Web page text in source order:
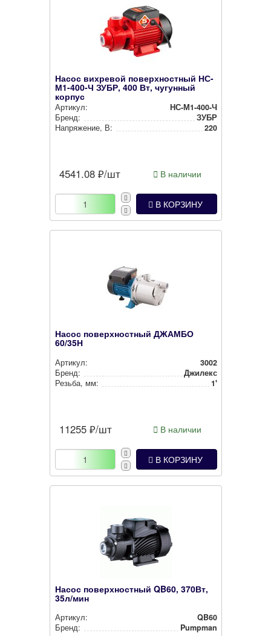
Насос вихревой поверхностный НС-
М1-400-Ч ЗУБР, 400 Вт, чугунный
корпус
Артикул:
НС-М1-400-Ч
Бренд:
ЗУБР
Нап­ря­же­ние, В:
220
4541.08 ₽/шт В наличии
В КОРЗИНУ
Насос поверхностный ДЖАМБО
60/35Н
Артикул:
3002
Бренд:
Джилекс
Резьба, мм:
1'
11255 ₽/шт В наличии
В КОРЗИНУ
Насос поверхностный QB60, 370Вт,
35л/мин
Артикул:
QB60
Бренд:
Pumpman